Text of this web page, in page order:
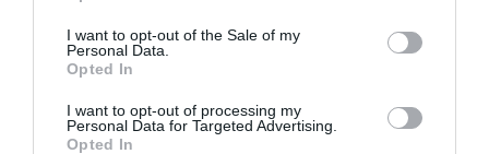
I want to opt-out of the Sale of my
Personal Data.
Opted In
I want to opt-out of processing my
Personal Data for Targeted Advertising.
Opted In
ΝΙΚΟΛΑΣ ΣΠΑΝΟΣ
ΣΥΝΑΥΛΙΕΣ 2023
ΧΡΙΣΤΟΥΓΕΝΝΙΑΤΙΚΕΣ ΕΚΔΗΛΩΣΕΙΣ 2022–2023
Newsletter